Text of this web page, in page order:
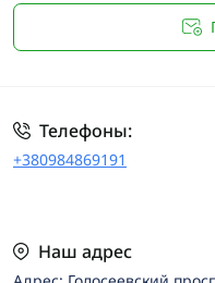
Телефоны:
+380984869191
Наш адрес